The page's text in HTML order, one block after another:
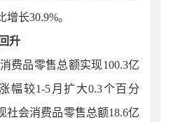
长30.9%。
升
费品零售总额实现100.3亿
幅较1-5 月扩大0.3个百分
社会消费品零售总额18.6亿